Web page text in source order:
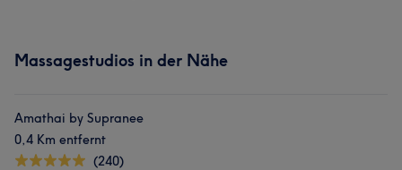
Massagestudios in der Nähe
Amathai by Supranee
0,4 Km entfernt
(240)